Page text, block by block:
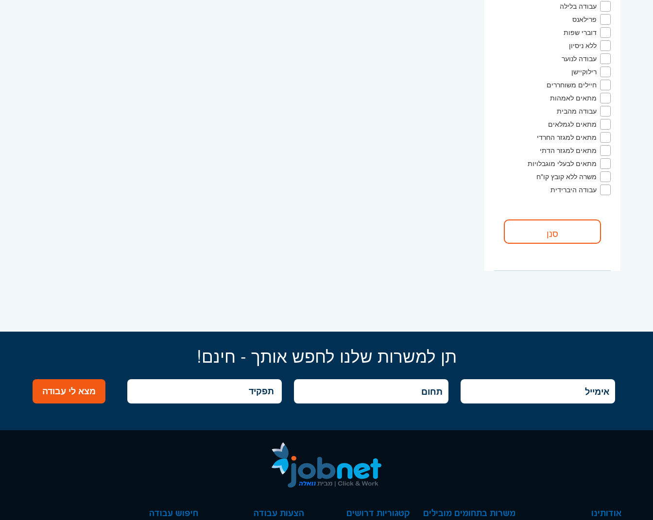
עבודה בלילה
פרילאנס
דוברי שפות
ללא ניסיון
עבודה לנוער
רילוקיישן
חיילים משוחררים
מתאים לאמהות
עבודה מהבית
מתאים לגמלאים
מתאים למגזר החרדי
מתאים למגזר הדתי
מתאים לבעלי מוגבלויות
משרה ללא קובץ קו"ח
עבודה היברידית
תן למשרות שלנו לחפש אותך - חינם!
מצא לי עבודה
אודותינו משרות בתחומים מובילים קטגוריות דרושים הצעות עבודה חיפוש עבודה